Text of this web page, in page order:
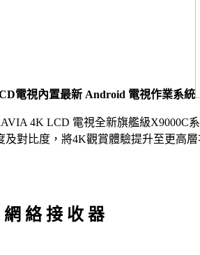
電視內置最新 Android 電視作業系統
4K LCD 電視全新旗艦級
對比度，將4K觀賞體驗提升至更高層
絡 接 收 器